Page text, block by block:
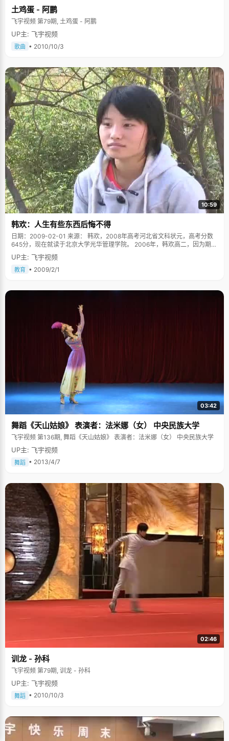
土鸡蛋 - 阿鹏
飞宇视频 第79期, 土鸡蛋 - 阿鹏
UP主: 飞宇视频
歌曲 • 2010/10/3
10:59
韩欢：人生有些东西后悔不得
日期：2009-02-01 来源： 韩欢，2008年高考河北省文科状元，高考分数
645分，现在就读于北京大学光华管理学院。 2006年，韩欢高二，因为期末
考了全年级第一名，班主任老师说："你有能力考北大的"。为了这句话，韩
欢开始觉得自己有希望考北大，那个已经模糊遥远的梦想似乎又近了很多。
要知道，在韩欢所在的小县城，"北大"是个很晦涩的词语，因为县里中学出
边的很多人也不同意她复读，但她很执着坚持："我就差那么一点点了，复读
一年，说不定能考上北大。走了其他学校，我可能一辈子也上不了北大
了。"韩欢的父亲也很理解女儿的决定，不想女儿不是心甘情愿的选择，走了
一般的学校，几十年以后后悔，那种遗憾是永远都无法弥补的。 韩欢从小成
绩就很好，除了天生的文静性格以外，来自家庭和学习上的挫折也给了她很
多的磨练。韩欢小的时候，韩爸爸因为一些投资失策，导致家里的生活一度
变得很艰难，虽然爸爸妈妈尽量不让孩子知道这些事情，但懂事的韩欢已经
从一些生活细节看出来了家庭的困难。好强的她突然感觉自己身上有一种责
任感，"那时候就想着要把事情做好，学习要努力，要考第一，每次爸爸妈妈
看到我的成绩特别开心，我就觉得自己很能干"。 高考失败后，带着北大的念
想，韩欢走进了有着"河北省魔鬼学校"之称的衡水一中。在这里，管理是很
严格的，韩欢两三个月才能回家一次。虽然在学习上，爸爸妈妈从来没有给
过韩欢任何压力，每次电话里都是那句话："健康第一，你先要吃好饭，睡好
觉，然后才能好好学习"，可韩欢丝毫不敢放松对自己的要求，"妈妈当年高
中毕业，因为条件不允许没能上大学，但是她一直都特别想上大学，做梦也
梦到上大学，所以我很努力想上大学也有帮妈妈圆梦的成分。" 这里每周都有
周考，每个月都有月考，除了休息的时间以外，几乎没有时间干其他事情
了。高手林立，激烈的竞争和半军事化的管理，把韩欢心中那点坚强的意志
磨炼得更加坚如磐石。"我们学校校训是&lsquo;追求卓越&rsquo;，复读一年
中我得到的不仅仅是知识，更多的是一些好的品质，锻炼了很强的心里承受
的，但韩欢确是那种善于在艰苦中发现乐趣的人，她说起高中的美好回忆，
眼睛里全是笑容，"衡水一中的跑操是一绝，每个班级的队伍超级整齐，大家
贴得很紧，只要有一个人出错，就可能带起大片同学跌倒，晨跑的时候口号
也是超级响亮。"除了晨跑，每个周末宿舍女生的卧谈会也给韩欢留下了大堆
美好回忆，在一片黑暗中，几个充满幻想的女孩子高谈阔论，谈隐私，谈未
来，谈理想。记得培根说过："世界不缺少美，只是缺少发现美的眼睛"。在
紧张忙碌的高中生活中还能发现这么多美好瞬间，可见韩欢的心里一直都是
乐观阳光的，希望也在无形的孕育成长中。 韩欢说："高中时候我最喜欢的事
情就是睡觉，一有时间就睡觉。人总得找时间睡觉吧，如果熬夜看书的话，
我上课肯定会睡觉，与其上课睡，不如晚上好好睡。"韩欢的"睡眠史"是长
远，有历史，有辉煌的，因睡觉引起的小尴尬也是常常有的：一次上物理
课，韩欢忍不住打瞌睡，趴在课桌上睡着了。老师走过来用手拍了她两次都
没有反映，直到同桌使大劲才把她摇醒。还有一次，她拜托早起的同学喊自
己起床，可第二天睁开眼睛却发现宿舍已经空荡荡的，大家早走了。她郁闷
的要去质问同学，负责喊醒韩欢的同学无奈的回答："我们都叫你了，可是你
只是哼哼了几声，又接着睡觉了&hellip;&hellip;"据不完全统计，韩欢同学还
入高考考场的时候，用一次词来形容，"信心百倍"。虽然不能说状元志在必
得，但是凭着前几名的成绩，要考北大是希望在握的。 如今走在北大校园
里，韩欢又多了一份自信，"人生只不过是不断的经历，""很多东西你没有做
过，不是因为你不会，而是因为你没有机会"。如果没有复读这个艰难的决定
和那段艰苦的日子，韩欢不会有如今这么乐观的心态和灿烂的笑容。临别的
时候，韩欢告诉我，她报名参加了北大的"山鹰"社团，每周接受两次高难度
训练，"明年是山鹰十周年回归，要去登朱玉峰，我希望能有机会去"。她的
这个决定让我吃惊不小，眼睛纤小看似柔弱的韩欢居然会挑战这个高难度的
项目，她还是那句话："人生只有这么一次机会，如果不去做，以后可能会后
UP主: 飞宇视频
教育 • 2009/2/1
03:42
舞蹈《天山姑娘》 表演者：法米娜（女） 中央民族大学
飞宇视频 第136期, 舞蹈《天山姑娘》 表演者：法米娜（女） 中央民族大学
UP主: 飞宇视频
舞蹈 • 2013/4/7
02:46
训龙 - 孙科
飞宇视频 第79期, 训龙 - 孙科
UP主: 飞宇视频
舞蹈 • 2010/10/3